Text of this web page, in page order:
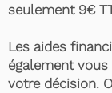
seulement 9€
Les aides
également
votre décision.